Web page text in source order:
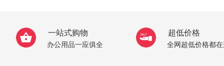
一站式购物
办公用品一应俱全
超低价格
全网超低价格都